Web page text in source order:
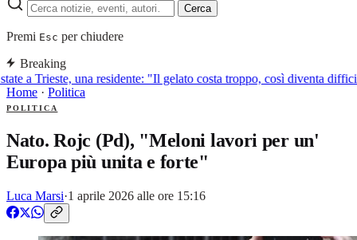
Cerca
Premi Esc per chiudere
Breaking
a Trieste, una residente: "Il gelato costa troppo, così diventa
Home · Politica
POLITICA
Nato. Rojc (Pd), "Meloni lavori per un'
Europa più unita e forte"
Luca Marsi·1 aprile 2026 alle ore 15:16